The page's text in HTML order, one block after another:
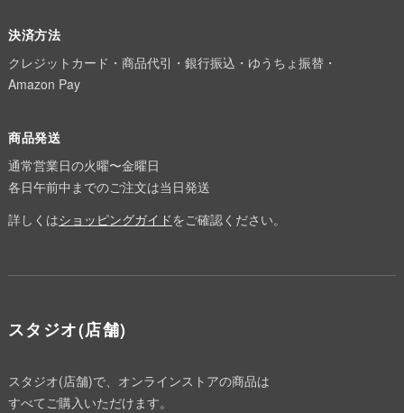
決済方法
クレジットカード・商品代引・銀行振込・ゆうちょ振替・
Amazon Pay
商品発送
通常営業日の火曜〜金曜日
各日午前中までのご注文は当日発送
詳しくはショッピングガイドをご確認ください。
スタジオ(店舗)
スタジオ(店舗)で、オンラインストアの商品は
すべてご購入いただけます。